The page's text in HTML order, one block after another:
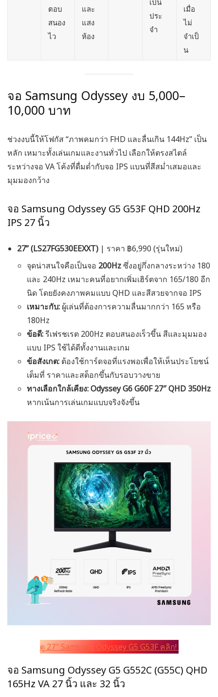
ตอบ
สนอง
ไว
และ
แสง
ห้อง
เป็น
ประ
จำ
เมื่อ
ไม่
จำเป็
น
จอ Samsung Odyssey งบ 5,000–
10,000 บาท
ช่วงงบนี้ให้โฟกัส “ภาพคมกว่า FHD และลื่นเกิน 144Hz” เป็น
หลัก เหมาะทั้งเล่นเกมและงานทั่วไป เลือกให้ตรงสไตล์
ระหว่างจอ VA โค้งที่ดื่มด่ำกับจอ IPS แบนที่สีสม่ำเสมอและ
มุมมองกว้าง
จอ Samsung Odyssey G5 G53F QHD 200Hz
IPS 27 นิ้ว
27” (LS27FG530EEXXT) | ราคา ฿6,990 (รุ่นใหม่)
จุดน่าสนใจคือเป็นจอ 200Hzซึ่งอยู่กึ่งกลางระหว่าง 180
และ 240Hz เหมาะคนที่อยากเพิ่มเฮิร์ตจาก 165/180 อีก
นิด โดยยังคงภาพคมแบบ QHD และสีสวยจากจอ IPS
เหมาะกับ: ผู้เล่นที่ต้องการความลื่นมากกว่า 165 หรือ
180Hz
ข้อดี:รีเฟรชเรต 200Hz ตอบสนองเร็วขึ้น สีและมุมมอง
แบบ IPS ใช้ได้ดีทั้งงานและเกม
ข้อสังเกต: ต้องใช้การ์ดจอที่แรงพอเพื่อให้เห็นประโยชน์
เต็มที่ ราคาและสต็อกขึ้นกับรอบวางขาย
ทางเลือกใกล้เคียง:OdysseyG6 G60F 27″ QHD 350Hz
หากเน้นการเล่นเกมแบบจริงจังขึ้น
ดู 27″ Samsung Odyssey G5 G53F คลิก!
จอ Samsung Odyssey G5 G552C (G55C) QHD
165Hz VA 27 นิ้ว และ 32 นิ้ว